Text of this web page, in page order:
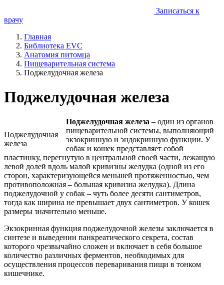
Записаться к
врачу
Главная
Библиотека EVC
Анатомия питомца
Пищеварительная система
Поджелудочная железа
Поджелудочная железа
Поджелудочная
железа
Поджелудочная железа – один из органов
пищеварительной системы, выполняющий
экзокринную и эндокринную функции. У
собак и кошек представляет собой
пластинку, перегнутую в центральной своей части, лежащую
левой долей вдоль малой кривизны желудка (одной из его
сторон, характеризующейся меньшей протяженностью, чем
противоположная – большая кривизна желудка). Длина
поджелудочной у собак – чуть более десяти сантиметров,
тогда как ширина не превышает двух сантиметров. У кошек
размеры значительно меньше.
Экзокринная функция поджелудочной железы заключается в
синтезе и выведении панкреатического секрета, состав
которого чрезвычайно сложен и включает в себя большое
количество различных ферментов, необходимых для
осуществления процессов переваривания пищи в тонком
кишечнике.